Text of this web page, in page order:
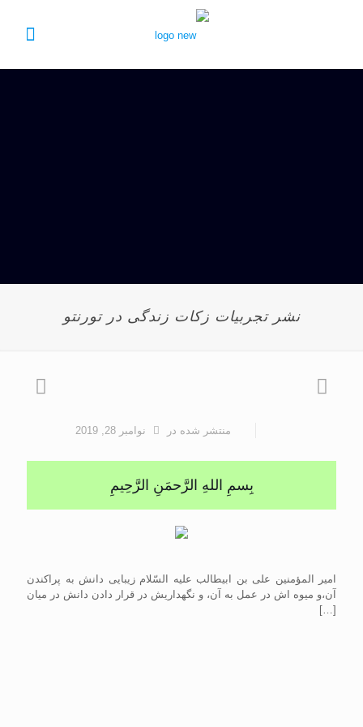
نشر تجربیات زکات زندگی در تورنتو
منتشر شده در نوامبر 28, 2019
بِسمِ اللهِ الرَّحمَنِ الرَّحِيمِ
امير المؤمنين على بن ابيطالب عليه السّلام زیبایى دانش به پراکندن
آن،و میوه اش در عمل به آن، و نگهداریش در قرار دادن دانش در میان
[…]